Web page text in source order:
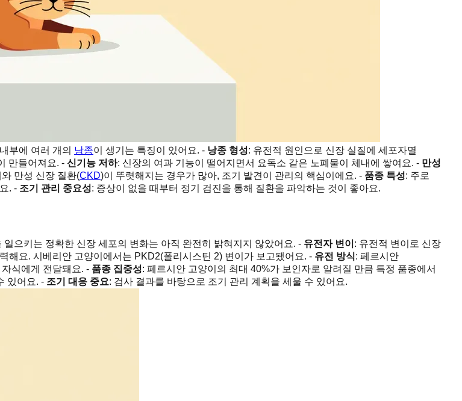
부에 여러 개의 낭종이 생기는 특징이 있어요. - 낭종 형성: 유전적 원인으로 신장 실질에 세포자멸
만들어져요. - 신기능 저하: 신장의 여과 기능이 떨어지면서 요독소 같은 노폐물이 체내에 쌓여요. - 만성
만성 신장 질환(CKD)이 뚜렷해지는 경우가 많아, 조기 발견이 관리의 핵심이에요. - 품종 특성: 주로
. - 조기 관리 중요성: 증상이 없을 때부터 정기 검진을 통해 질환을 파악하는 것이 좋아요.
으키는 정확한 신장 세포의 변화는 아직 완전히 밝혀지지 않았어요. - 유전자 변이 : 유전적 변이로 신장
해요. 시베리안 고양이에서는 PKD2(폴리시스틴 2) 변이가 보고됐어요. - 유전 방식: 페르시안
식에게 전달돼요. - 품종 집중성: 페르시안 고양이의 최대 40%가 보인자로 알려질 만큼 특정 품종에서
있어요. - 조기 대응 중요: 검사 결과를 바탕으로 조기 관리 계획을 세울 수 있어요.